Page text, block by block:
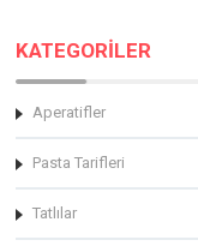
KATEGORİLER
Aperatifler
Pasta Tarifleri
Tatlılar